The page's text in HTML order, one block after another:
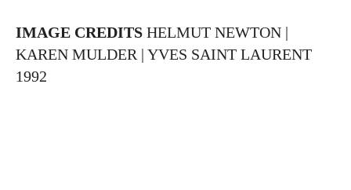
IMAGE CREDITS HELMUT NEWTON |
KAREN MULDER | YVES SAINT LAURENT
1992